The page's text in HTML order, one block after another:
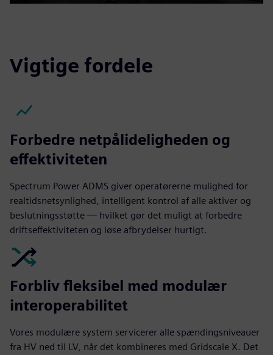
Vigtige fordele
Forbedre netpålideligheden og
effektiviteten
Spectrum Power ADMS giver operatørerne mulighed for
realtidsnetsynlighed, intelligent kontrol af alle aktiver og
beslutningsstøtte — hvilket gør det muligt at forbedre
driftseffektiviteten og løse afbrydelser hurtigt.
Forbliv fleksibel med modulær
interoperabilitet
Vores modulære system servicerer alle spændingsniveauer
fra HV ned til LV, når det kombineres med Gridscale X. Det